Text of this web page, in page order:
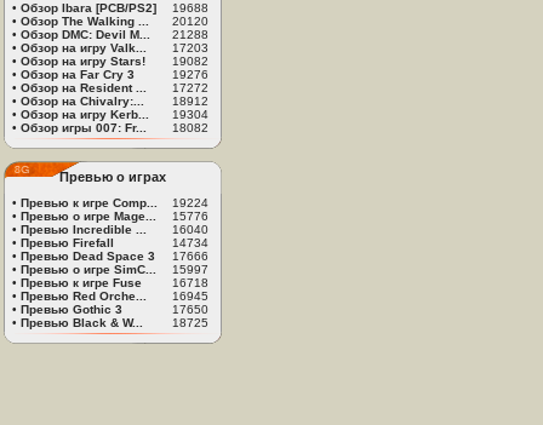
• Обзор Ibara [PCB/PS2]
19688
• Обзор The Walking ...
20120
• Обзор DMC: Devil M...
21288
• Обзор на игру Valk...
17203
• Обзор на игру Stars!
19082
• Обзор на Far Cry 3
19276
• Обзор на Resident ...
17272
• Обзор на Chivalry:...
18912
• Обзор на игру Kerb...
19304
• Обзор игры 007: Fr... 18082
Превью о играх
• Превью к игре Comp...
19224
• Превью о игре Mage...
15776
• Превью Incredible ...
16040
• Превью Firefall
14734
• Превью Dead Space 3
17666
• Превью о игре SimC...
15997
• Превью к игре Fuse
16718
• Превью Red Orche...
16945
• Превью Gothic 3
17650
• Превью Black & W... 18725